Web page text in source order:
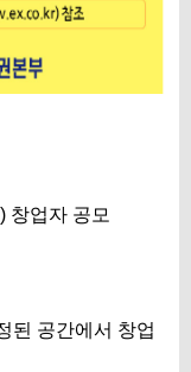
창업자 공모
된 공간에서 창업